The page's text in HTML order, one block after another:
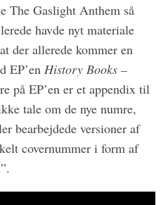
The Gaslight Anthem så
havde nyt materiale
der allerede kommer en
EP’en History Books –
på EP’en er et appendix til
tale om de nye numre,
bearbejdede versioner af
covernummer i form af